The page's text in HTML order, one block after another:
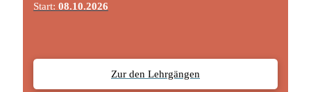
Start: 08.10.2026
Zur den Lehrgängen